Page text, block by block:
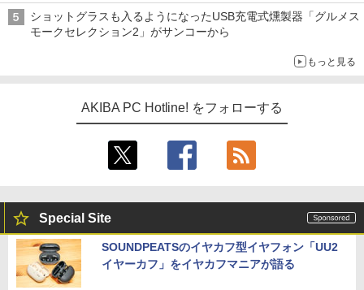
ショットグラスも入るようになったUSB充電式燻製器「グルメス
モークセレクション2」がサンコーから
もっと見る
AKIBA PC Hotline! をフォローする
Special Site
SOUNDPEATSのイヤカフ型イヤフォン「UU2
イヤーカフ」をイヤカフマニアが語る